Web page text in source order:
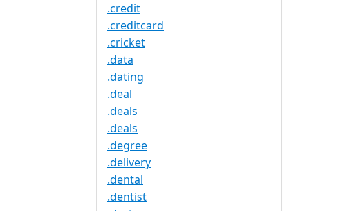
.credit
.creditcard
.cricket
.data
.dating
.deal
.deals
.deals
.degree
.delivery
.dental
.dentist